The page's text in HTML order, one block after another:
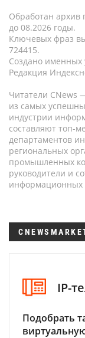
Обработан архив
до 08.2026 годы.
Ключевых фраз
724415.
Создано именных
Редакция
Читатели CNews
из самых
индустрии
составляют топ-
департаментов
региональных
промышленных
руководители и
информационных
IP-
Подобрать